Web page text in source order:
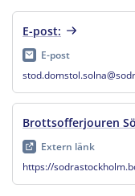
E-post:
E-post
Brottsofferjouren
Extern länk
https://